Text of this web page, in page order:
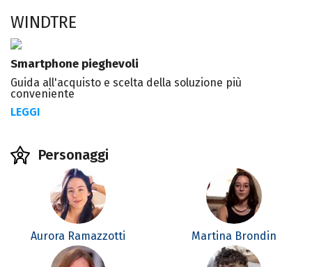
WINDTRE
Smartphone pieghevoli
Guida all'acquisto e scelta della soluzione più
conveniente
LEGGI
Personaggi
Aurora Ramazzotti Martina Brondin